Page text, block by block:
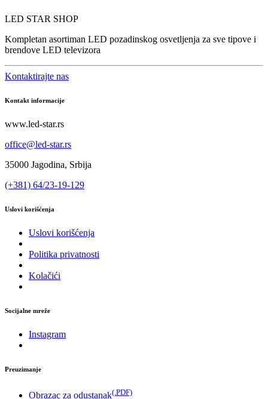
LED STAR SHOP
Kompletan asortiman LED pozadinskog osvetljenja za sve tipove i
brendove LED televizora
Kontaktirajte nas
Kontakt informacije
www.led-star.rs
office@led-star.rs
35000 Jagodina, Srbija
(+381) 64/23-19-129
Uslovi korišćenja
Uslovi korišćenja
Politika privatnosti
Kolačići
Socijalne mreže
Instagram
Preuzimanje
Obrazac za odustanak(.PDF)